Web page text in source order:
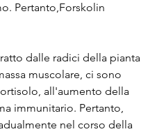
Pertanto,Forskolin
dalle radici della pianta
muscolare, ci sono
all'aumento della
immunitario. Pertanto,
nel corso della